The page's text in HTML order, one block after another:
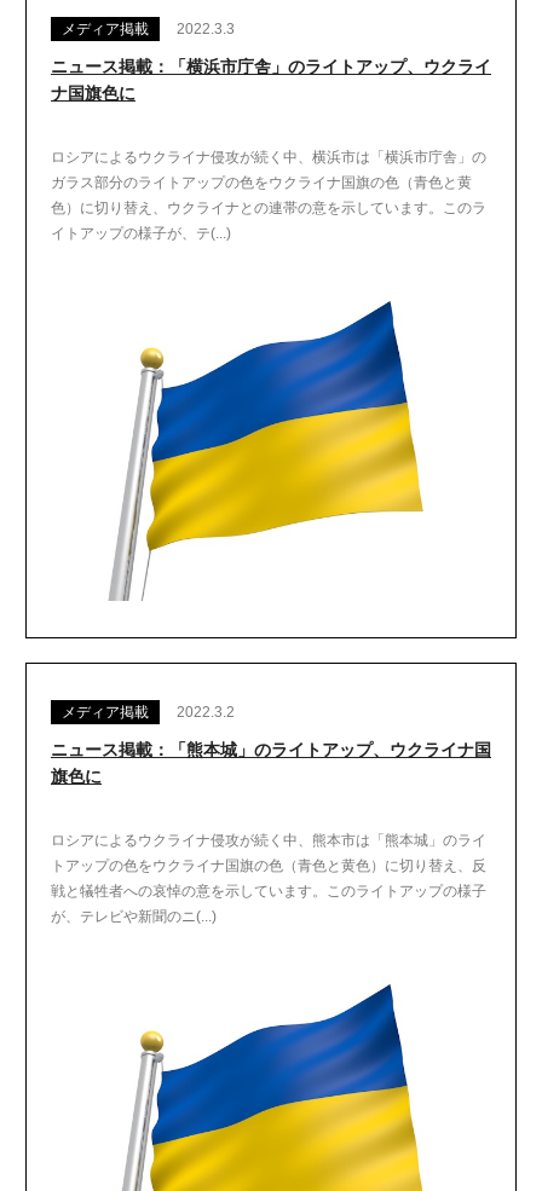
メディア掲載 2022.3.3
ニュース掲載：「横浜市庁舎」のライトアップ、ウクライ
ナ国旗色に
ロシアによるウクライナ侵攻が続く中、横浜市は「横浜市庁舎」の
ガラス部分のライトアップの色をウクライナ国旗の色（青色と黄
色）に切り替え、ウクライナとの連帯の意を示しています。このラ
イトアップの様子が、テ(...)
メディア掲載 2022.3.2
ニュース掲載：「熊本城」のライトアップ、ウクライナ国
旗色に
ロシアによるウクライナ侵攻が続く中、熊本市は「熊本城」のライ
トアップの色をウクライナ国旗の色（青色と黄色）に切り替え、反
戦と犠牲者への哀悼の意を示しています。このライトアップの様子
が、テレビや新聞のニ(...)